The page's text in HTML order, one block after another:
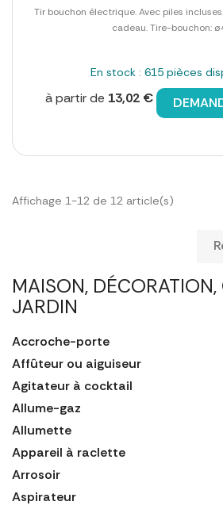
MAISON, DÉCORATION,
JARDIN
Accroche-porte
Affûteur ou aiguiseur
Agitateur à cocktail
Allume-gaz
Allumette
Appareil à raclette
Arrosoir
Aspirateur
Tir bouchon électrique. Avec piles
cadeau. Tire-bouchon:
En stock : 615 pièces
à partir de 13,02 €
Affichage 1-12 de 12 article(s)